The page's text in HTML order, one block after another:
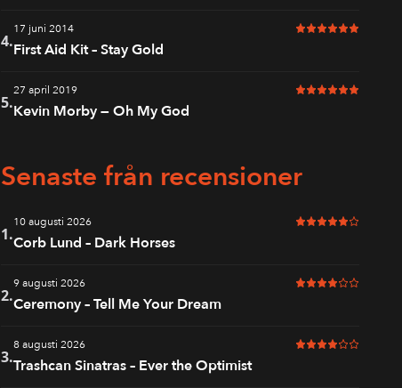
4.
17 juni 2014 6 av 6 i betyg
First Aid Kit – Stay Gold
5.
27 april 2019 6 av 6 i betyg
Kevin Morby — Oh My God
Senaste från recensioner
1.
10 augusti 2026 5 av 6 i betyg
Corb Lund – Dark Horses
2.
9 augusti 2026 4 av 6 i betyg
Ceremony – Tell Me Your Dream
3.
8 augusti 2026 4 av 6 i betyg
Trashcan Sinatras – Ever the Optimist